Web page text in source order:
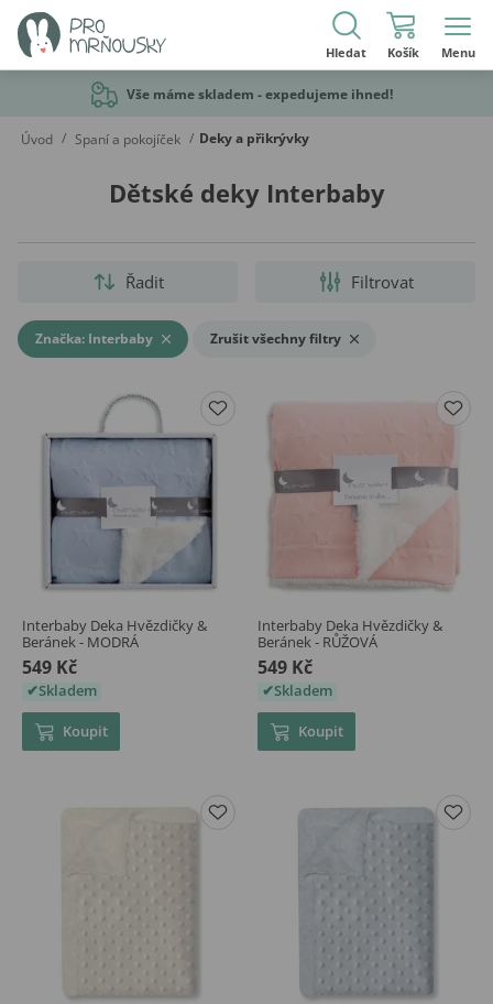
Hledat Košík Menu
Vše máme skladem - expedujeme ihned!
Úvod / Spaní a pokojíček / Deky a přikrývky
Dětské deky Interbaby
Filtrovat
Řadit
Značka: Interbaby Zrušit všechny filtry
Interbaby Deka Hvězdičky &
Beránek - MODRÁ
549 Kč
Skladem
Koupit
Interbaby Deka Hvězdičky &
Beránek - RŮŽOVÁ
549 Kč
Skladem
Koupit